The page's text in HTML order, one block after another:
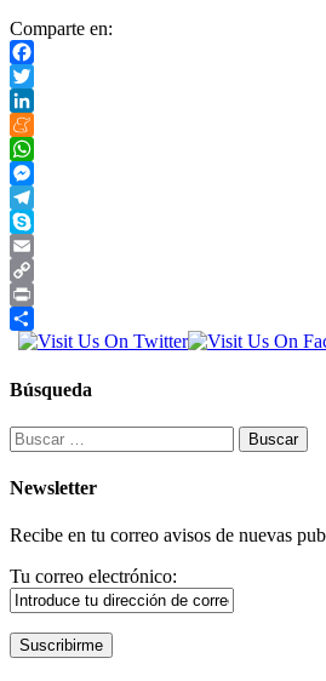
Comparte en:
Facebook
Twitter
LinkedIn
Meneame
WhatsApp
Messenger
Telegram
Skype
Email
Copy
Link
Print
Compartir
Búsqueda
Buscar:
Newsletter
Recibe en tu correo avisos de nuevas
Tu correo electrónico: